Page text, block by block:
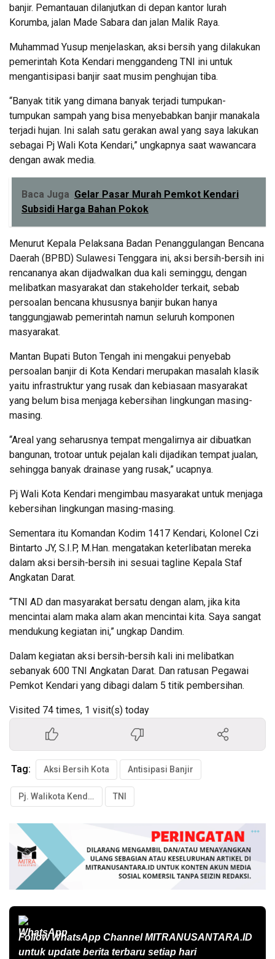
banjir. Pemantauan dilanjutkan di depan kantor lurah
Korumba, jalan Made Sabara dan jalan Malik Raya.
Muhammad Yusup menjelaskan, aksi bersih yang dilakukan
pemerintah Kota Kendari menggandeng TNI ini untuk
mengantisipasi banjir saat musim penghujan tiba.
“Banyak titik yang dimana banyak terjadi tumpukan-
tumpukan sampah yang bisa menyebabkan banjir manakala
terjadi hujan. Ini salah satu gerakan awal yang saya lakukan
sebagai Pj Wali Kota Kendari,” ungkapnya saat wawancara
dengan awak media.
Baca Juga Gelar Pasar Murah Pemkot Kendari
Subsidi Harga Bahan Pokok
Menurut Kepala Pelaksana Badan Penanggulangan Bencana
Daerah (BPBD) Sulawesi Tenggara ini, aksi bersih-bersih ini
rencananya akan dijadwalkan dua kali seminggu, dengan
melibatkan masyarakat dan stakeholder terkait, sebab
persoalan bencana khususnya banjir bukan hanya
tanggungjawab pemerintah namun seluruh komponen
masyarakat.
Mantan Bupati Buton Tengah ini mengakui penyebab
persoalan banjir di Kota Kendari merupakan masalah klasik
yaitu infrastruktur yang rusak dan kebiasaan masyarakat
yang belum bisa menjaga kebersihan lingkungan masing-
masing.
“Areal yang seharusnya tempat mengalirnya air dibuatkan
bangunan, trotoar untuk pejalan kali dijadikan tempat jualan,
sehingga banyak drainase yang rusak,” ucapnya.
Pj Wali Kota Kendari mengimbau masyarakat untuk menjaga
kebersihan lingkungan masing-masing.
Sementara itu Komandan Kodim 1417 Kendari, Kolonel Czi
Bintarto JY, S.I.P, M.Han. mengatakan keterlibatan mereka
dalam aksi bersih-bersih ini sesuai tagline Kepala Staf
Angkatan Darat.
“TNI AD dan masyarakat bersatu dengan alam, jika kita
mencintai alam maka alam akan mencintai kita. Saya sangat
mendukung kegiatan ini,” ungkap Dandim.
Dalam kegiatan aksi bersih-bersih kali ini melibatkan
sebanyak 600 TNI Angkatan Darat. Dan ratusan Pegawai
Pemkot Kendari yang dibagi dalam 5 titik pembersihan.
Visited 74 times, 1 visit(s) today
Tag: Aksi Bersih Kota Antisipasi Banjir
Pj. Walikota Kendari TNI
Follow WhatsApp ChannelMITRANUSANTARA.ID
untuk update berita terbaru setiap hari